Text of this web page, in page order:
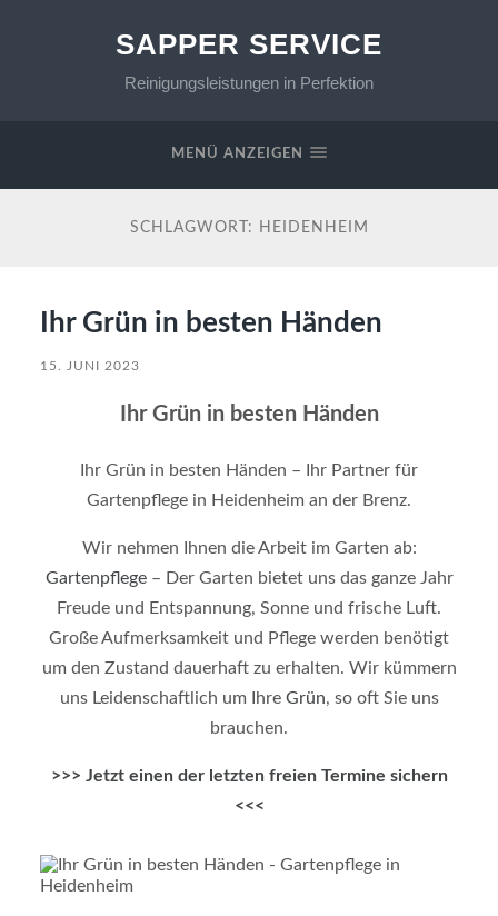
SAPPER SERVICE
Reinigungsleistungen in Perfektion
MENÜ ANZEIGEN
SCHLAGWORT: HEIDENHEIM
Ihr Grün in besten Händen
15. JUNI 2023
Ihr Grün in besten Händen
Ihr Grün in besten Händen – Ihr Partner für
Gartenpflege in Heidenheim an der Brenz.
Wir nehmen Ihnen die Arbeit im Garten ab:
Gartenpflege– Der Garten bietet uns das ganze Jahr
Freude und Entspannung, Sonne und frische Luft.
Große Aufmerksamkeit und Pflege werden benötigt
um den Zustand dauerhaft zu erhalten. Wir kümmern
uns Leidenschaftlich um Ihre Grün, so oft Sie uns
brauchen.
>>> Jetzt einender letzten freien Termine sichern
<<<